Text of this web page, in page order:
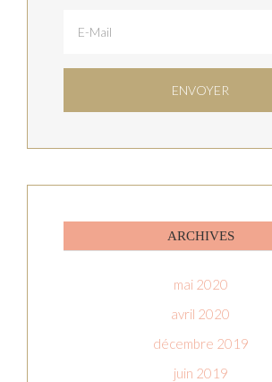
ARCHIVES
mai 2020
avril 2020
décembre 2019
juin 2019